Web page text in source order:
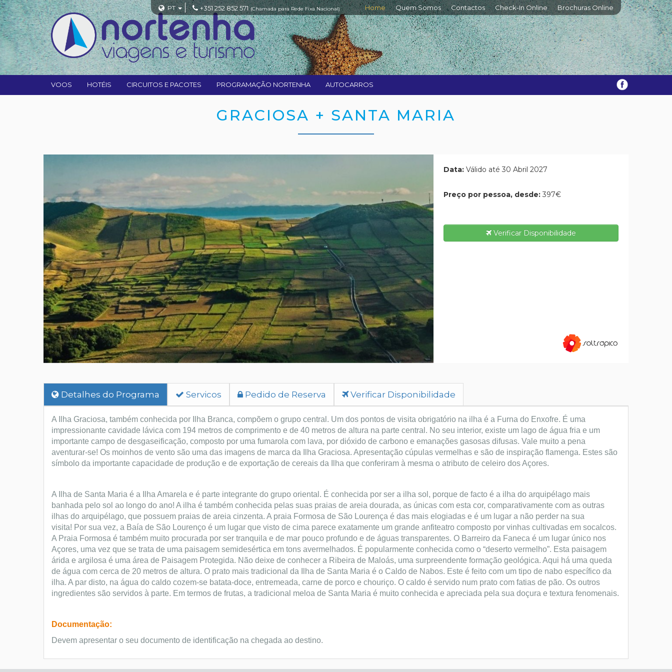
PT +351 252 852 571 (Chamada para Rede Fixa Nacional) Home Quem Somos Contactos Check-In Online Brochuras Online
VOOS HOTÉIS CIRCUITOS E PACOTES PROGRAMAÇÃO NORTENHA AUTOCARROS
GRACIOSA + SANTA MARIA
Data: Válido até 30 Abril 2027
Preço por pessoa, desde: 397€
Verificar Disponibilidade
Detalhes do Programa Servicos Pedido de Reserva Verificar Disponibilidade
A Ilha Graciosa, também conhecida por Ilha Branca, compõem o grupo central. Um dos pontos de visita obrigatório na ilha é a Furna do Enxofre. É uma
impressionante cavidade lávica com 194 metros de comprimento e de 40 metros de altura na parte central. No seu interior, existe um lago de água fria e um
importante campo de desgaseificação, composto por uma fumarola com lava, por dióxido de carbono e emanações gasosas difusas. Vale muito a pena
aventurar-se! Os moinhos de vento são uma das imagens de marca da Ilha Graciosa. Apresentação cúpulas vermelhas e são de inspiração flamenga. Estes são
símbolo da importante capacidade de produção e de exportação de cereais da Ilha que conferiram à mesma o atributo de celeiro dos Açores.
A Ilha de Santa Maria é a Ilha Amarela e é parte integrante do grupo oriental. É conhecida por ser a ilha sol, porque de facto é a ilha do arquipélago mais
banhada pelo sol ao longo do ano! A ilha é também conhecida pelas suas praias de areia dourada, as únicas com esta cor, comparativamente com as outras
ilhas do arquipélago, que possuem praias de areia cinzenta. A praia Formosa de São Lourença é das mais elogiadas e é um lugar a não perder na sua
visita! Por sua vez, a Baía de São Lourenço é um lugar que visto de cima parece exatamente um grande anfiteatro composto por vinhas cultivadas em socalcos.
A Praia Formosa é também muito procurada por ser tranquila e de mar pouco profundo e de águas transparentes. O Barreiro da Faneca é um lugar único nos
Açores, uma vez que se trata de uma paisagem semidesértica em tons avermelhados. É popularmente conhecida como o “deserto vermelho”. Esta paisagem
árida e argilosa é uma área de Paisagem Protegida. Não deixe de conhecer a Ribeira de Maloás, uma surpreendente formação geológica. Aqui há uma queda
de água com cerca de 20 metros de altura. O prato mais tradicional da Ilha de Santa Maria é o Caldo de Nabos. Este é feito com um tipo de nabo específico da
ilha. A par disto, na água do caldo cozem-se batata-doce, entremeada, carne de porco e chouriço. O caldo é servido num prato com fatias de pão. Os outros
ingredientes são servidos à parte. Em termos de frutas, a tradicional meloa de Santa Maria é muito conhecida e apreciada pela sua doçura e textura fenomenais.
Documentação:
Devem apresentar o seu documento de identificação na chegada ao destino.